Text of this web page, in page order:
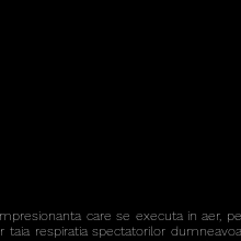
care se executa in aer,
respiratia spectatorilor